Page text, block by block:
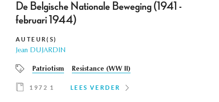
De Belgische Nationale Beweging (1941 -
februari 1944)
AUTEUR(S)
Jean DUJARDIN
Patriotism Resistance (WW II)
1972 1 LEES VERDER